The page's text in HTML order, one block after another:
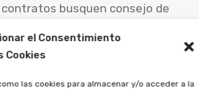
el Consentimiento
Cookies
las cookies para almacenar y/o acceder a la
busquen consejo de